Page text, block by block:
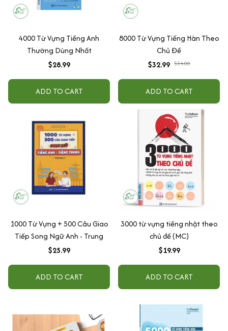
4000 Từ Vựng Tiếng Anh
Thường Dùng Nhất
$28.99
ADD TO CART
8000 Từ Vựng Tiếng Hàn Theo
Chủ Đề
$32.99 $34.00
ADD TO CART
1000 Từ Vựng + 500 Câu Giao
Tiếp Song Ngữ Anh - Trung
$25.99
ADD TO CART
3000 từ vựng tiếng nhật theo
chủ đề (MC)
$19.99
ADD TO CART